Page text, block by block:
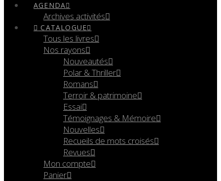
AGENDA
Archives activités
CATALOGUE
Tous les livres
Nos rayons
Nouveautés
Polar & Thriller
Romans
Terroir & patrimoine
Essai
Témoignages & Mémoire
Nouvelles
Recueils de mots croisés
Revues
Mon compte
Panier